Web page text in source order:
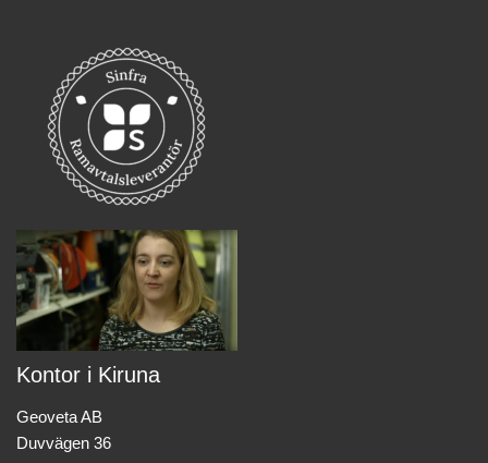
Kontor i Kiruna
Geoveta AB
Duvvägen 36